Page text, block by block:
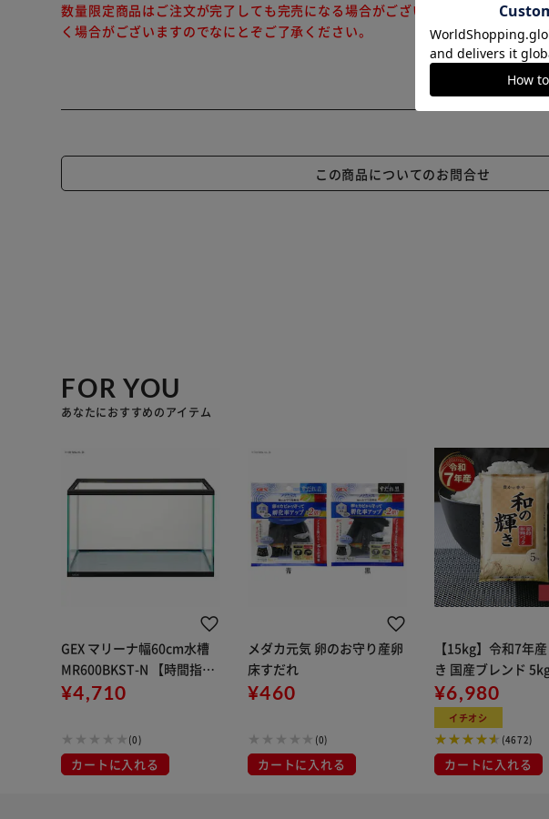
数量限定商品はご注文が完了しても完売になる場合がございます。ご注文をいた
く場合がございますのでなにとぞご了承ください。
この商品についてのお問合せ
FOR YOU
あなたにおすすめのアイテム
GEX マリーナ幅60cm水槽
MR600BKST-N 【時間指定
不可】【代引き不可】
¥4,710
(0)
カートに入れる
メダカ元気 卵のお守り産卵
床すだれ
¥460
(0)
カートに入れる
【15kg】令和7年
き 国産ブレンド
¥6,980
イチオシ
(4672)
カートに入れる